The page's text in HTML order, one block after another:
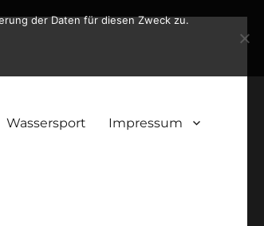
Wassersport Impressum
der Daten für diesen Zweck zu.